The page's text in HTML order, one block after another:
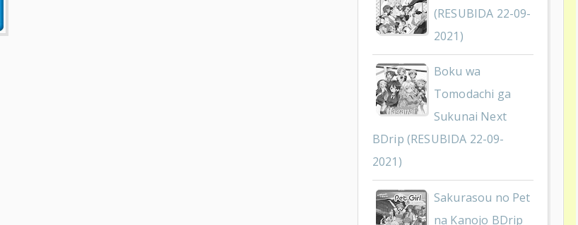
(RESUBIDA 22-09-
2021)
Boku wa
Tomodachi ga
Sukunai Next
BDrip (RESUBIDA 22-09-
2021)
Sakurasou no Pet
na Kanojo BDrip